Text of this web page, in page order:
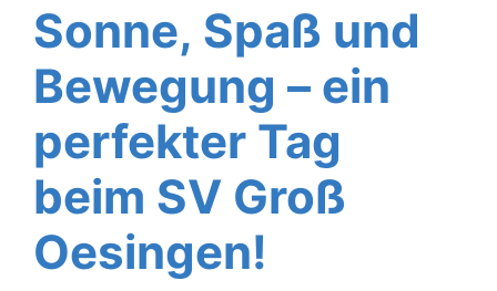
Sonne, Spaß und
Bewegung – ein
perfekter Tag
beim SV Groß
Oesingen!